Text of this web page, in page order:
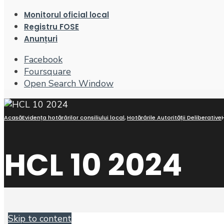
Monitorul oficial local
Registru FOSE
Anunțuri
Facebook
Foursquare
Open Search Window
AcasăEvidența hotărârilor consiliului local,Hotărârile Autorității Deliberative
HCL 10 2024